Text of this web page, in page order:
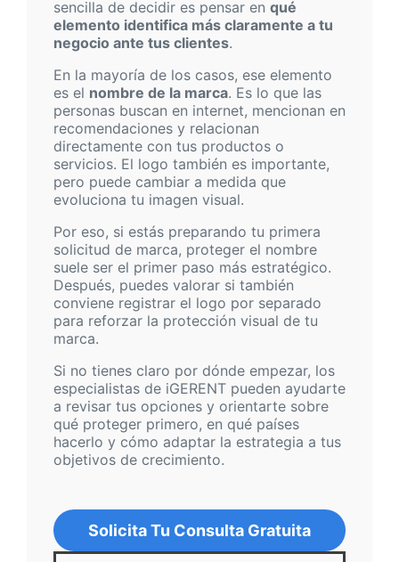
sencilla de decidir es pensar en qué
elemento identifica más claramente a tu
negocio ante tus clientes.
En la mayoría de los casos, ese elemento
es el nombre de la marca. Es lo que las
personas buscan en internet, mencionan en
recomendaciones y relacionan
directamente con tus productos o
servicios. El logo también es importante,
pero puede cambiar a medida que
evoluciona tu imagen visual.
Por eso, si estás preparando tu primera
solicitud de marca, proteger el nombre
suele ser el primer paso más estratégico.
Después, puedes valorar si también
conviene registrar el logo por separado
para reforzar la protección visual de tu
marca.
Si no tienes claro por dónde empezar, los
especialistas de iGERENT pueden ayudarte
a revisar tus opciones y orientarte sobre
qué proteger primero, en qué países
hacerlo y cómo adaptar la estrategia a tus
objetivos de crecimiento.
Solicita Tu Consulta Gratuita